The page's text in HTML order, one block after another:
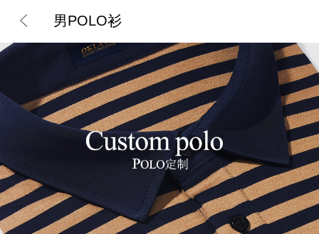
男POLO衫